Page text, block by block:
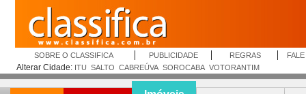
SOBRE O CLASSIFICA PUBLICIDADE REGRAS
Alterar Cidade: ITU SALTO CABREÚVA SOROCABA VOTORANTIM